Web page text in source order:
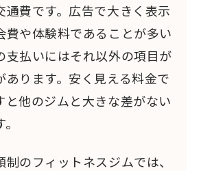
通費です。広告で大きく表示
費や体験料であることが多い
支払いにはそれ以外の項目が
あります。安く見える料金で
と他のジムと大きな差がない
のフィットネスジムでは、